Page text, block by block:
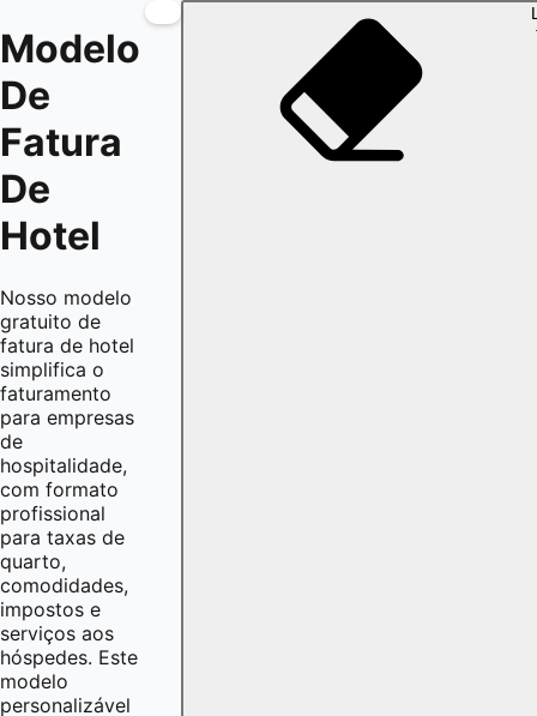
Modelo
De
Fatura
De
Hotel
Nosso modelo
gratuito de
fatura de hotel
simplifica o
faturamento
para empresas
de
hospitalidade,
com formato
profissional
para taxas de
quarto,
comodidades,
impostos e
serviços aos
hóspedes. Este
modelo
personalizável